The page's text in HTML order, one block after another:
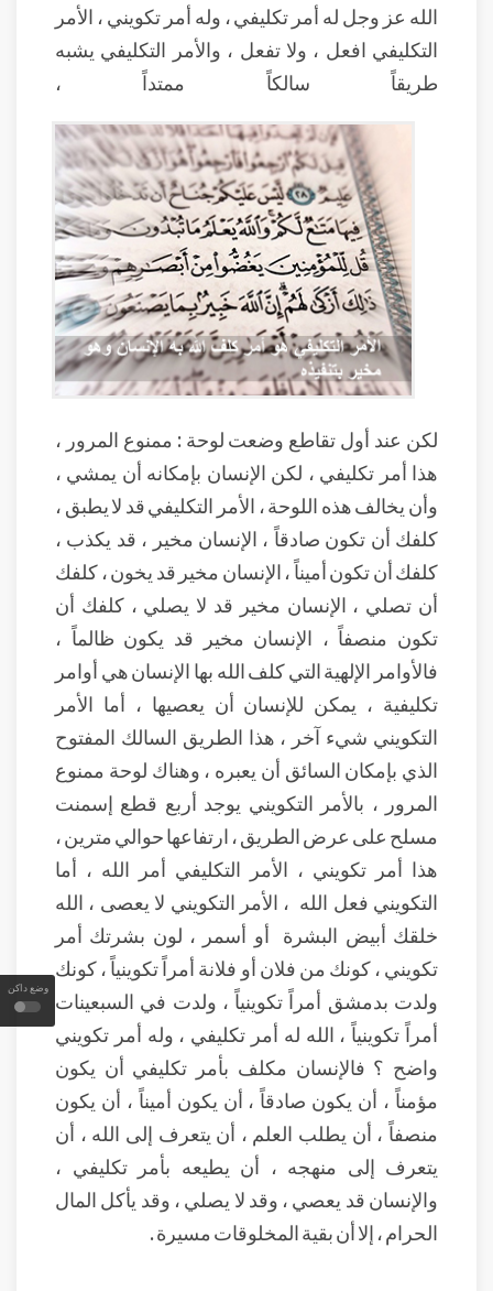
وضع داكن
الله عز وجل له أمر تكليفي ، وله أمر تكويني ، الأمر
التكليفي افعل ، ولا تفعل ، والأمر التكليفي يشبه
طريقاً سالكاً ممتداً ،
لكن عند أول تقاطع وضعت لوحة : ممنوع المرور ،
هذا أمر تكليفي ، لكن الإنسان بإمكانه أن يمشي ،
وأن يخالف هذه اللوحة ، الأمر التكليفي قد لا يطبق ،
كلفك أن تكون صادقاً ، الإنسان مخير ، قد يكذب ،
كلفك أن تكون أميناً ، الإنسان مخير قد يخون ، كلفك
أن تصلي ، الإنسان مخير قد لا يصلي ، كلفك أن
تكون منصفاً ، الإنسان مخير قد يكون ظالماً ،
فالأوامر الإلهية التي كلف الله بها الإنسان هي أوامر
تكليفية ، يمكن للإنسان أن يعصيها ، أما الأمر
التكويني شيء آخر ، هذا الطريق السالك المفتوح
الذي بإمكان السائق أن يعبره ، وهناك لوحة ممنوع
المرور ، بالأمر التكويني يوجد أربع قطع إسمنت
مسلح على عرض الطريق ، ارتفاعها حوالي مترين ،
هذا أمر تكويني ، الأمر التكليفي أمر الله ، أما
التكويني فعل الله ، الأمر التكويني لا يعصى ، الله
خلقك أبيض البشرة أو أسمر ، لون بشرتك أمر
تكويني ، كونك من فلان أو فلانة أمراً تكوينياً ، كونك
ولدت بدمشق أمراً تكوينياً ، ولدت في السبعينات
أمراً تكوينياً ، الله له أمر تكليفي ، وله أمر تكويني
واضح ؟ فالإنسان مكلف بأمر تكليفي أن يكون
مؤمناً ، أن يكون صادقاً ، أن يكون أميناً ، أن يكون
منصفاً ، أن يطلب العلم ، أن يتعرف إلى الله ، أن
يتعرف إلى منهجه ، أن يطيعه بأمر تكليفي ،
والإنسان قد يعصي ، وقد لا يصلي ، وقد يأكل المال
الحرام ، إلا أن بقية المخلوقات مسيرة .